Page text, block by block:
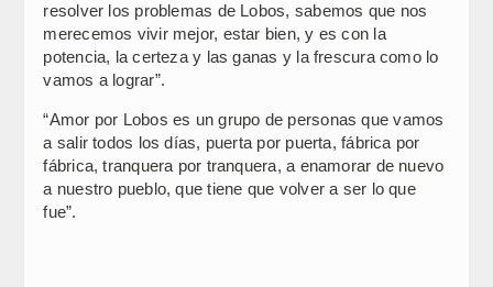
resolver los problemas de Lobos, sabemos que nos
merecemos vivir mejor, estar bien, y es con la
potencia, la certeza y las ganas y la frescura como lo
vamos a lograr”.
“Amor por Lobos es un grupo de personas que vamos
a salir todos los días, puerta por puerta, fábrica por
fábrica, tranquera por tranquera, a enamorar de nuevo
a nuestro pueblo, que tiene que volver a ser lo que
fue”.